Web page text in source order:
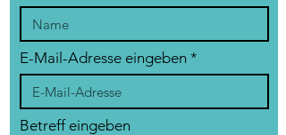
E-Mail-Adresse eingeben
Betreff eingeben